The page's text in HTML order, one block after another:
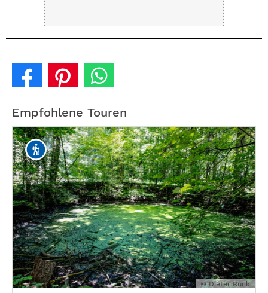
Empfohlene Touren
© Dieter Buck